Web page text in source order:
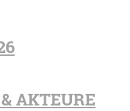
AKTEURE